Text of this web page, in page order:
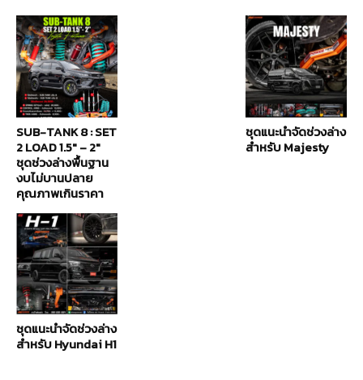
SUB-TANK 8 : SET
2 LOAD 1.5″ – 2″
ชุดช่วงล่างพื้นฐาน
งบไม่บานปลาย
คุณภาพเกินราคา
ชุดแนะนำจัดช่วงล่าง
สำหรับ Majesty
ชุดแนะนำจัดช่วงล่าง
สำหรับ Hyundai H1